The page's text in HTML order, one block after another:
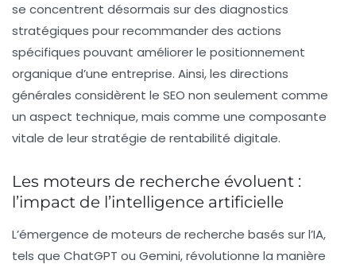
se concentrent désormais sur des diagnostics
stratégiques pour recommander des actions
spécifiques pouvant améliorer le positionnement
organique d’une entreprise. Ainsi, les directions
générales considèrent le SEO non seulement comme
un aspect technique, mais comme une composante
vitale de leur stratégie de rentabilité digitale.
Les moteurs de recherche évoluent :
l’impact de l’intelligence artificielle
L’émergence de moteurs de recherche basés sur l’IA,
tels que ChatGPT ou Gemini, révolutionne la manière